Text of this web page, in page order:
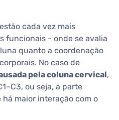
cada vez mais
funcionais - onde se avalia
quanto a coordenação
No caso de
pela coluna cervical,
ou seja, a parte
maior interação com o